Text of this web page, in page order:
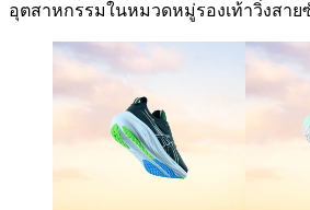
อุตสาหกรรมในหมวดหมู่รองเท้าวิ่งสาย